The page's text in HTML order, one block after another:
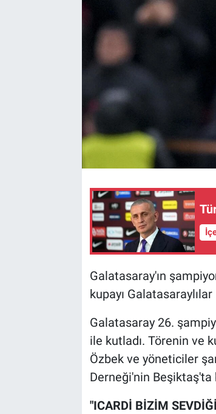
Galatasaray'ın
kupayı
Galatasaray 26.
ile kutladı. Törenin ve
Özbek ve yöneticiler
Derneği'nin Beşiktaş'ta
"ICARDİ BİZİM